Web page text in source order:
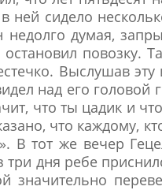
ней сидело
думая,
остановил повозку.
Выслушав
над его
что ты цадик и
что каждому,
В тот же вечер
дня ребе
значительно